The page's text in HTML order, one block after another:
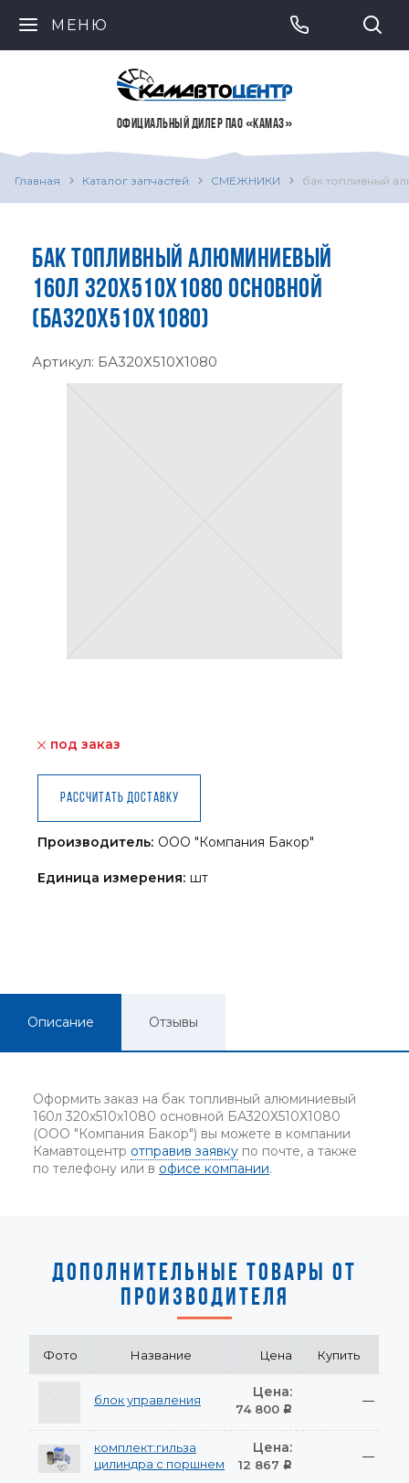
МЕНЮ
ОФИЦИАЛЬНЫЙ ДИЛЕР ПАО «КАМАЗ»
Главная Каталог запчастей СМЕЖНИКИ бак топливный
БАК ТОПЛИВНЫЙ АЛЮМИНИЕВЫЙ
160Л 320Х510Х1080 ОСНОВНОЙ
(БА320Х510Х1080)
Артикул: БА320Х510Х1080
под заказ
Рассчитать доставку
Производитель: ООО "Компания Бакор"
Единица измерения: шт
Описание Отзывы
Оформить заказ на бак топливный алюминиевый
160л 320х510х1080 основной БА320Х510Х1080
(ООО "Компания Бакор") вы можете в компании
Камавтоцентр отправив заявку по почте, а также
по телефону или в офисе компании.
ДОПОЛНИТЕЛЬНЫЕ ТОВАРЫ ОТ
ПРОИЗВОДИТЕЛЯ
Фото Название Цена Купить
блок управления Цена:
74 800 Р
—
комплект:гильза
цилиндра с поршнем
Цена:
12 867 Р
—